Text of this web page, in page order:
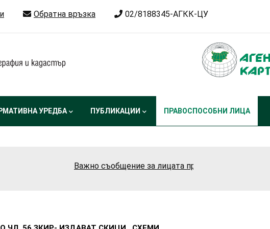
Обратна връзка 02/8188345-АГКК-ЦУ
УРЕДБА ПУБЛИКАЦИИ ПРАВОСПОСОБНИ ЛИЦА
Важно съобщение за лицата правоспособни да